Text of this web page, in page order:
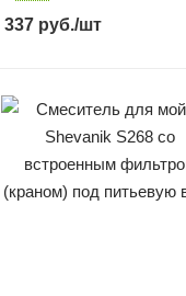
337 руб./шт